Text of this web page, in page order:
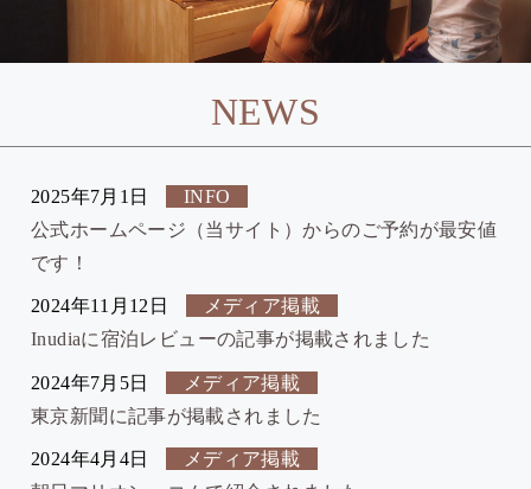
NEWS
2025年7月1日
INFO
公式ホームページ（当サイト）からのご予約が最安値
です！
2024年11月12日
メディア掲載
Inudiaに宿泊レビューの記事が掲載されました
2024年7月5日
メディア掲載
東京新聞に記事が掲載されました
2024年4月4日
メディア掲載